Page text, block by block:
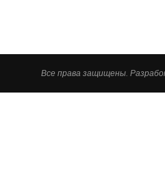
Все права защищены.